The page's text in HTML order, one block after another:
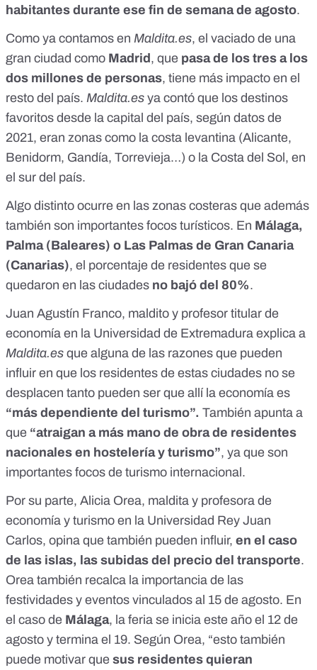
habitantes durante ese fin de semana de agosto.
Como ya contamos en Maldita.es, el vaciado de una
gran ciudad como Madrid , que pasa de los tres a los
dos millones de personas, tiene más impacto en el
resto del país. Maldita.es ya contó que los destinos
favoritos desde la capital del país, según datos de
2021, eran zonas como la costa levantina (Alicante,
Benidorm, Gandía, Torrevieja…) o la Costa del Sol, en
el sur del país.
Algo distinto ocurre en las zonas costeras que además
también son importantes focos turísticos. En Málaga,
Palma (Baleares) o Las Palmas de Gran Canaria
(Canarias), el porcentaje de residentes que se
quedaron en las ciudades no bajó del 80%.
Juan Agustín Franco, maldito y profesor titular de
economía en la Universidad de Extremadura explica a
Maldita.es que alguna de las razones que pueden
influir en que los residentes de estas ciudades no se
desplacen tanto pueden ser que allí la economía es
“más dependiente del turismo”. También apunta a
que “atraigan a más mano de obra de residentes
nacionales en hostelería y turismo”, ya que son
importantes focos de turismo internacional.
Por su parte, Alicia Orea, maldita y profesora de
economía y turismo en la Universidad Rey Juan
Carlos, opina que también pueden influir, en el caso
de las islas, las subidas del precio del transporte.
Orea también recalca la importancia de las
festividades y eventos vinculados al 15 de agosto. En
el caso de Málaga, la feria se inicia este año el 12 de
agosto y termina el 19. Según Orea, “esto también
puede motivar que sus residentes quieran